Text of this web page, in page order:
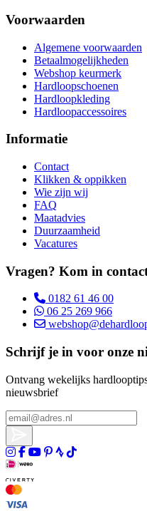
Voorwaarden
Algemene voorwaarden
Betaalmogelijkheden
Webshop keurmerk
Hardloopschoenen
Hardloopkleding
Hardloopaccessoires
Informatie
Contact
Klikken & oppikken
Wie zijn wij
FAQ
Maatadvies
Duurzaamheid
Vacatures
Vragen? Kom in
0182 61 46 00
06 25 269 966
Schrijf je in voor onze
Ontvang wekelijks
nieuwsbrief